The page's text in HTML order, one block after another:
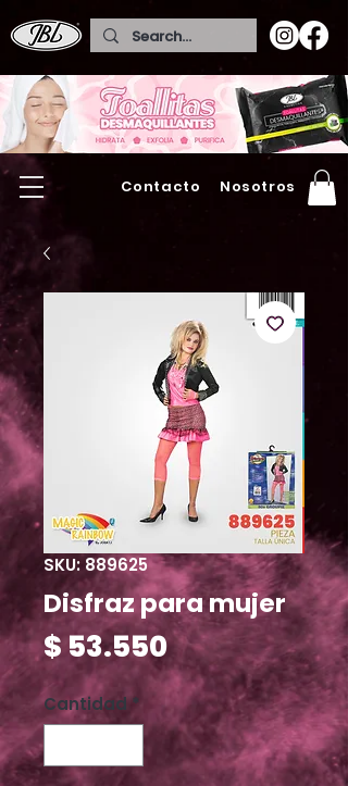
Contacto Nosotros
SKU: 889625
Disfraz para mujer
$ 53.550Precio
Cantidad *